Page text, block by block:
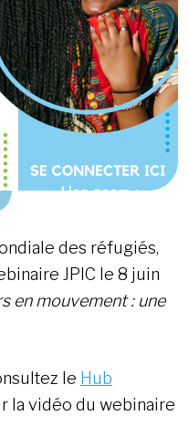
des réfugiés,
JPIC le 8 juin
en mouvement : une
le Hub
la vidéo du webinaire